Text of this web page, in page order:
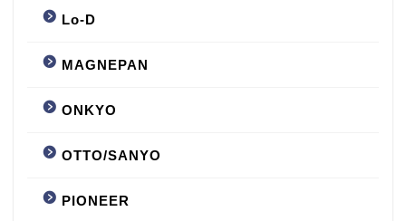
Lo-D
MAGNEPAN
ONKYO
OTTO/SANYO
PIONEER